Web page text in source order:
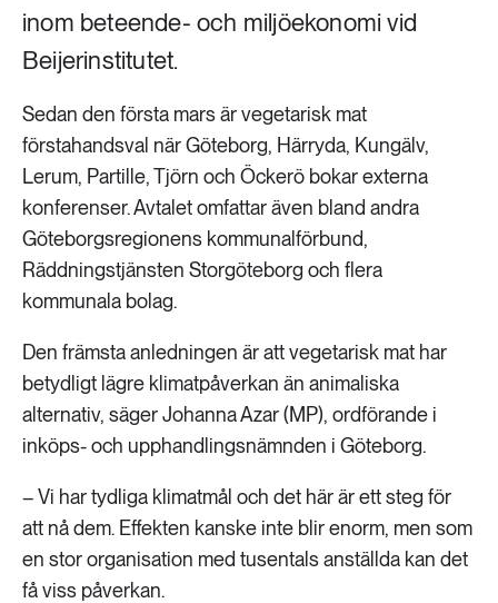
inom beteende- och miljöekonomi vid
Beijerinstitutet.
Sedan den första mars är vegetarisk mat
förstahandsval när Göteborg, Härryda, Kungälv,
Lerum, Partille, Tjörn och Öckerö bokar externa
konferenser. Avtalet omfattar även bland andra
Göteborgsregionens kommunalförbund,
Räddningstjänsten Storgöteborg och flera
kommunala bolag.
Den främsta anledningen är att vegetarisk mat har
betydligt lägre klimatpåverkan än animaliska
alternativ, säger Johanna Azar (MP), ordförande i
inköps- och upphandlingsnämnden i Göteborg.
– Vi har tydliga klimatmål och det här är ett steg för
att nå dem. Effekten kanske inte blir enorm, men som
en stor organisation med tusentals anställda kan det
få viss påverkan.